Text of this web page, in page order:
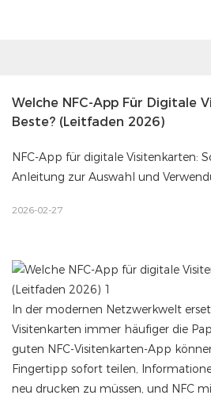
Welche NFC-App Für Digitale
Beste? (Leitfaden 2026)
NFC-App für digitale Visitenkarten:
Anleitung zur Auswahl und
2026-02-27
In der modernen Netzwerkwelt
Visitenkarten immer häufiger die
guten NFC-Visitenkarten-App
Fingertipp sofort teilen,
neu drucken zu müssen, und NFC